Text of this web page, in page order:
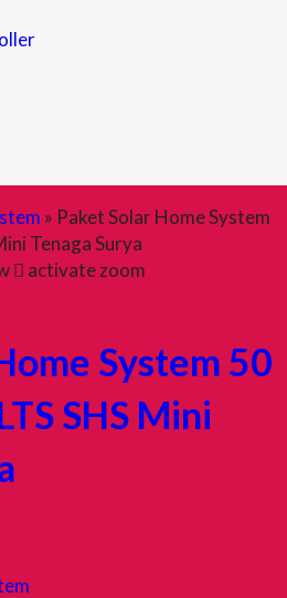
» Paket Solar Home System
Tenaga Surya
activate zoom
System 50
SHS Mini